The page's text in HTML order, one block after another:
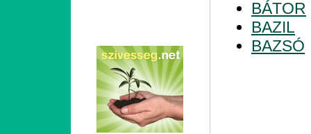
BÁTOR
BAZIL
BAZSÓ